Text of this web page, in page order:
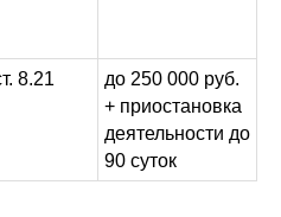
8.21
до 250 000 руб.
+ приостановка
деятельности до
90 суток